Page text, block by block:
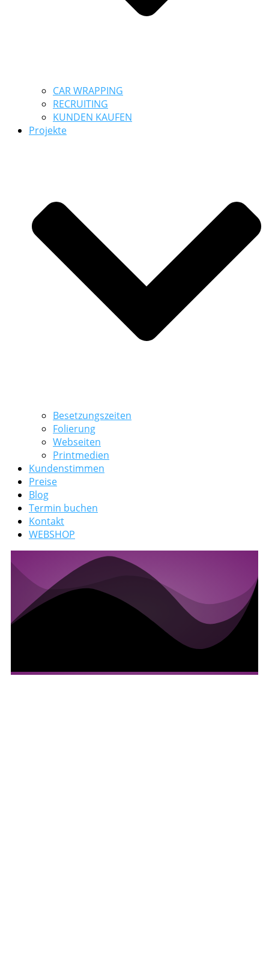
CAR WRAPPING
RECRUITING
KUNDEN KAUFEN
Projekte
Besetzungszeiten
Folierung
Webseiten
Printmedien
Kundenstimmen
Preise
Blog
Termin buchen
Kontakt
WEBSHOP